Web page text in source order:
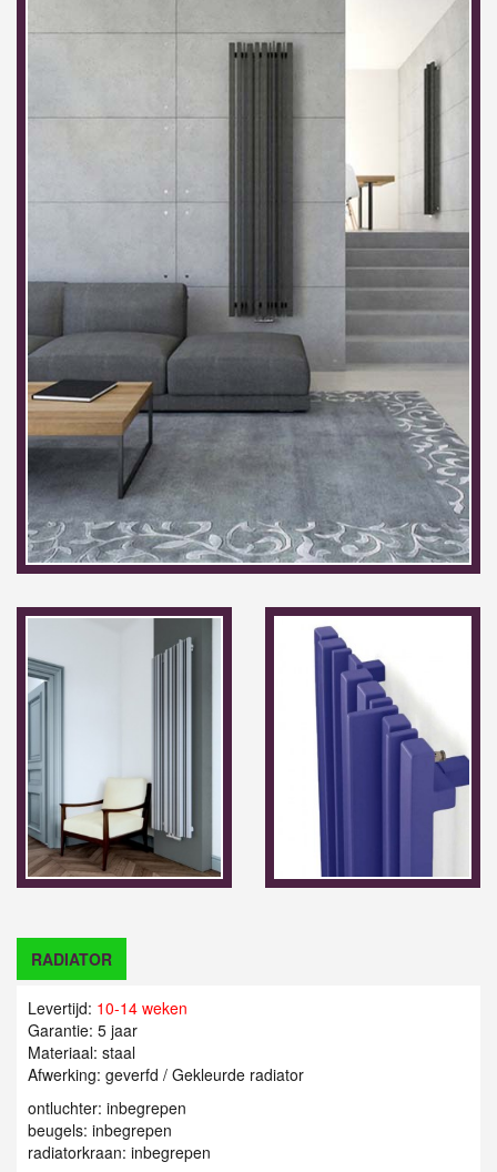
RADIATOR
Levertijd: 10-14 weken
Garantie: 5 jaar
Materiaal: staal
Afwerking: geverfd / Gekleurde radiator
ontluchter: inbegrepen
beugels: inbegrepen
radiatorkraan: inbegrepen